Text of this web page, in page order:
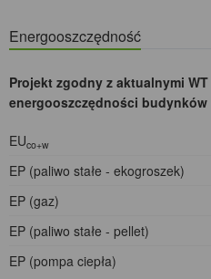
Energooszczędność
Projekt zgodny z aktualnymi
energooszczędności budynków
EUco+w
EP (paliwo stałe - ekogroszek)
EP (gaz)
EP (paliwo stałe - pellet)
EP (pompa ciepła)